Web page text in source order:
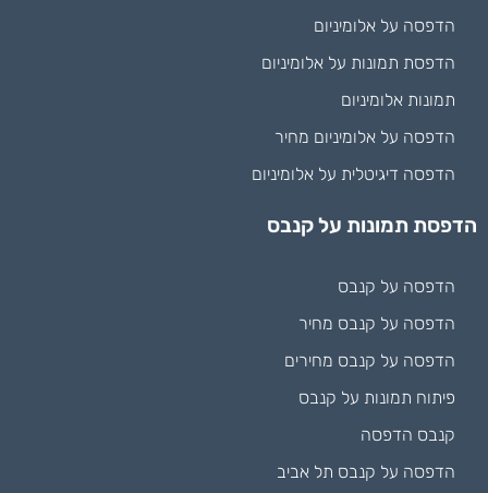
הדפסה על אלומיניום
הדפסת תמונות על אלומיניום
תמונות אלומיניום
הדפסה על אלומיניום מחיר
הדפסה דיגיטלית על אלומיניום
הדפסת תמונות על קנבס
הדפסה על קנבס
הדפסה על קנבס מחיר
הדפסה על קנבס מחירים
פיתוח תמונות על קנבס
קנבס הדפסה
הדפסה על קנבס תל אביב